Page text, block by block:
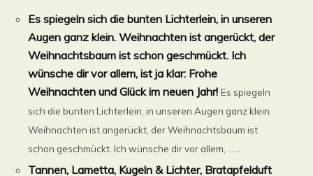
Es spiegeln sich die bunten Lichterlein, in unseren
Augen ganz klein. Weihnachten ist angerückt, der
Weihnachtsbaum ist schon geschmückt. Ich
wünsche dir vor allem, ist ja klar: Frohe
Weihnachten und Glück im neuen Jahr! Es spiegeln
sich die bunten Lichterlein, in unseren Augen ganz klein.
Weihnachten ist angerückt, der Weihnachtsbaum ist
schon geschmückt. Ich wünsche dir vor allem, ......
Tannen, Lametta, Kugeln & Lichter, Bratapfelduft